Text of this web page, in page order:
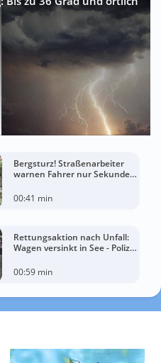
Bergsturz! Straßenarbeiter
warnen Fahrer nur Sekunden
00:41 min
Rettungsaktion nach Unfall:
Wagen versinkt in See - Polizei
00:59 min